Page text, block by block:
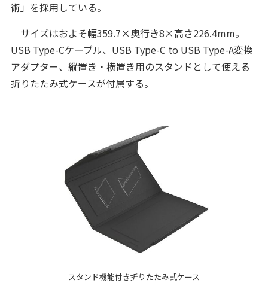
術」を採用している。
サイズはおよそ幅359.7×奥行き8×高さ226.4mm。
USB Type-Cケーブル、USB Type-C to USB Type-A変換
アダプター、縦置き・横置き用のスタンドとして使える
折りたたみ式ケースが付属する。
スタンド機能付き折りたたみ式ケース